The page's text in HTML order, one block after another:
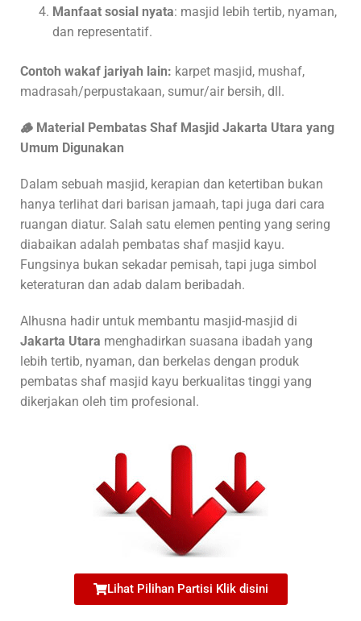
Manfaat sosial nyata: masjid lebih tertib, nyaman,
dan representatif.
Contoh wakaf jariyah lain: karpet masjid, mushaf,
madrasah/perpustakaan, sumur/air bersih, dll.
🪵 Material Pembatas Shaf Masjid Jakarta Utara yang
Umum Digunakan
Dalam sebuah masjid, kerapian dan ketertiban bukan
hanya terlihat dari barisan jamaah, tapi juga dari cara
ruangan diatur. Salah satu elemen penting yang sering
diabaikan adalah pembatas shaf masjid kayu.
Fungsinya bukan sekadar pemisah, tapi juga simbol
keteraturan dan adab dalam beribadah.
Alhusna hadir untuk membantu masjid-masjid di
Jakarta Utara menghadirkan suasana ibadah yang
lebih tertib, nyaman, dan berkelas dengan produk
pembatas shaf masjid kayu berkualitas tinggi yang
dikerjakan oleh tim profesional.
Lihat Pilihan Partisi Klik disini